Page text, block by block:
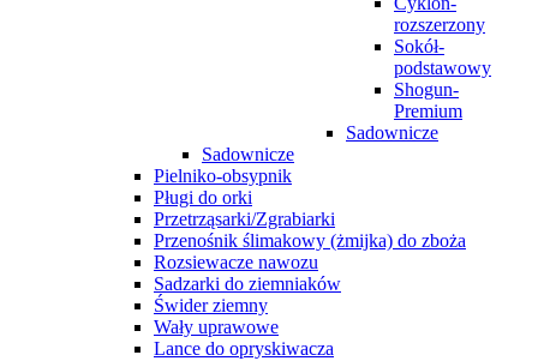
rozszerzony
Sokół-
podstawowy
Shogun-
Premium
Sadownicze
Sadownicze
Pielniko-obsypnik
Pługi do orki
Przetrząsarki/Zgrabiarki
Przenośnik ślimakowy (żmijka) do zboża
Rozsiewacze nawozu
Sadzarki do ziemniaków
Świder ziemny
Wały uprawowe
Lance do opryskiwacza